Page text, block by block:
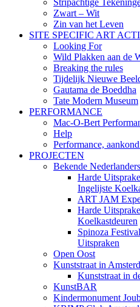
Stripachtige
Zwart – Wit
Zin van het Leven
SITE SPECIFIC ART
Looking For
Wild Plakken aan de
Breaking the rules
Tijdelijk Nieuwe
Gautama de Boeddha
Tate Modern Museum
PERFORMANCE
Mac-O-Bert
Help
Performance,
PROJECTEN
Bekende Nederlanders
Harde
Ingelijste
ART JAM
Harde
Koelkastdeuren
Spinoza
Uitspraken
Open Oost
Kunststraat in
Kunststraat in
KunstBAR
Kindermonument